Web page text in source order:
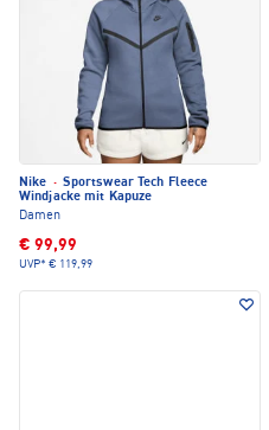
Nike · Sportswear Tech Fleece
Windjacke mit Kapuze
Damen
€ 99,99
UVP* € 119,99